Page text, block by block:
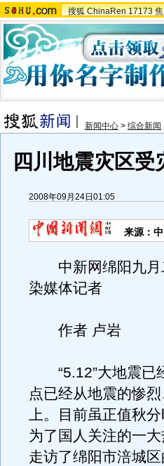
搜狐 ChinaRen 17173
新闻中心 > 综合新闻
四川地震灾区
2008年09月24日01:05
来源：
中新网绵阳九月
染媒体记者
作者 卢岩
“5.12”大地震已
点已经从地震的惨
上。目前虽正值秋
为了国人关注的一大
走访了绵阳市涪城